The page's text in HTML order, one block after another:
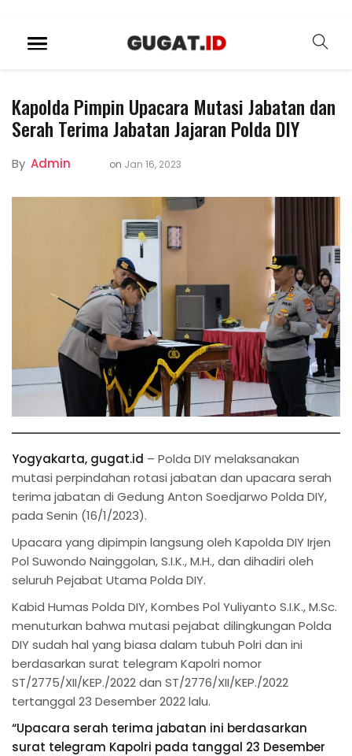
Kapolda Pimpin Upacara Mutasi Jabatan dan
Serah Terima Jabatan Jajaran Polda DIY
By Admin on Jan 16, 2023
Yogyakarta, gugat.id – Polda DIY melaksanakan
mutasi perpindahan rotasi jabatan dan upacara serah
terima jabatan di Gedung Anton Soedjarwo Polda DIY,
pada Senin (16/1/2023).
Upacara yang dipimpin langsung oleh Kapolda DIY Irjen
Pol Suwondo Nainggolan, S.I.K., M.H., dan dihadiri oleh
seluruh Pejabat Utama Polda DIY.
Kabid Humas Polda DIY, Kombes Pol Yuliyanto S.I.K., M.Sc.
menuturkan bahwa mutasi pejabat dilingkungan Polda
DIY sudah hal yang biasa dalam tubuh Polri dan ini
berdasarkan surat telegram Kapolri nomor
ST/2775/XII/KEP./2022 dan ST/2776/XII/KEP./2022
tertanggal 23 Desember 2022 lalu.
“Upacara serah terima jabatan ini berdasarkan
surat telegram Kapolri pada tanggal 23 Desember